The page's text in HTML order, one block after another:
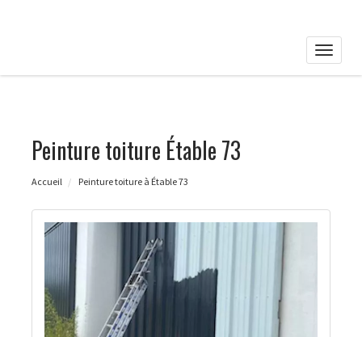
Toggle
Peinture toiture Étable 73
Accueil Peinture toiture à Étable 73